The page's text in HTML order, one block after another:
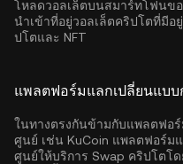
โหลดวอลเล็ตบนสมาร์ทโฟนข
นำเข้าที่อยู่วอลเล็ตคริปโตที่มีอ
ปโตและ NFT
แพลตฟอร์มแลกเปลี่ยนแบบ
ในทางตรงกันข้ามกับแพลตฟอ
ศูนย์ เช่น KuCoin แพลตฟอร์ม
ศูนย์ให้บริการ Swap คริปโตโ